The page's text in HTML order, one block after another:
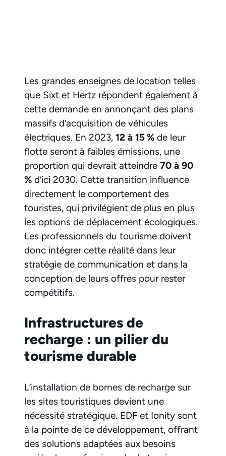
Les grandes enseignes de location telles
que Sixt et Hertz répondent également à
cette demande en annonçant des plans
massifs d’acquisition de véhicules
électriques. En 2023, 12 à 15 % de leur
flotte seront à faibles émissions, une
proportion qui devrait atteindre 70 à 90
% d’ici 2030. Cette transition influence
directement le comportement des
touristes, qui privilégient de plus en plus
les options de déplacement écologiques.
Les professionnels du tourisme doivent
donc intégrer cette réalité dans leur
stratégie de communication et dans la
conception de leurs offres pour rester
compétitifs.
Infrastructures de
recharge : un pilier du
tourisme durable
L’installation de bornes de recharge sur
les sites touristiques devient une
nécessité stratégique. EDF et Ionity sont
à la pointe de ce développement, offrant
des solutions adaptées aux besoins